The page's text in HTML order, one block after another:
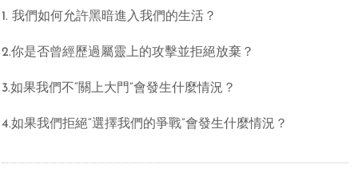
1. 我們如何允許黑暗進入我們的生活？
2.你是否曾經歷過屬靈上的攻擊並拒絕放棄？
3.如果我們不“關上大門”會發生什麼情況？
4.如果我們拒絕“選擇我們的爭戰”會發生什麼情況？